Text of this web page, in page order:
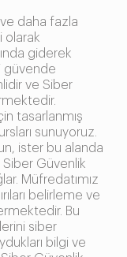
daha fazla
olarak
giderek
güvende
ve Siber
tasarlanmış
sunuyoruz.
ister bu alanda
Siber Güvenlik
Müfredatımız
belirleme ve
Bu
siber
bilgi ve